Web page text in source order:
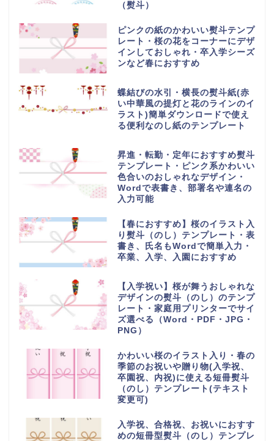
（熨斗）
ピンクの紙のかわいい熨斗テンプ
レート・桜の花をコーナーにデザ
インしておしゃれ・卒入学シーズ
ンなど春におすすめ
蝶結びの水引・横長の熨斗紙(赤
い中華風の提灯と花のラインのイ
ラスト)簡単ダウンロードで使え
る便利なのし紙のテンプレート
昇進・転勤・定年におすすめ熨斗
テンプレート・ピンク系かわいい
色合いのおしゃれなデザイン・
Wordで表書き、部署名や連名の
入力可能
【春におすすめ】桜のイラスト入
り熨斗（のし）テンプレート・表
書き、氏名もWordで簡単入力・
卒業、入学、入園におすすめ
【入学祝い】桜が舞うおしゃれな
デザインの熨斗（のし）のテンプ
レート・家庭用プリンターでサイ
ズ選べる（Word・PDF・JPG・
PNG）
かわいい桜のイラスト入り・春の
季節のお祝いや贈り物(入学祝、
卒園祝、内祝)に使える短冊熨斗
（のし）テンプレート(テキスト
変更可)
入学祝、合格祝、お祝いにおすす
めの短冊型熨斗（のし）テンプレ